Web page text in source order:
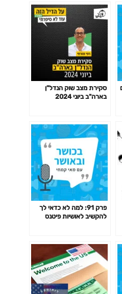
סקירת מצב שוק הנדל"ן
בארה"ב ביוני 2024
פרק 91: למה לא כדאי לך
להקשיב לאושיות פיטנס
שלך?